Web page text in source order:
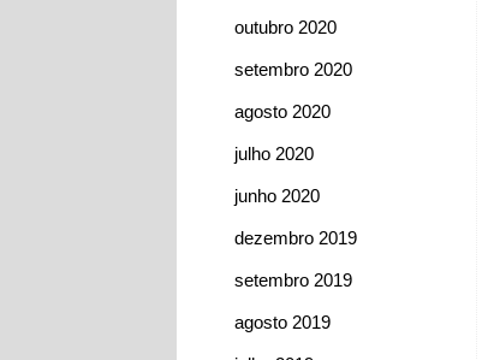
outubro 2020
setembro 2020
agosto 2020
julho 2020
junho 2020
dezembro 2019
setembro 2019
agosto 2019